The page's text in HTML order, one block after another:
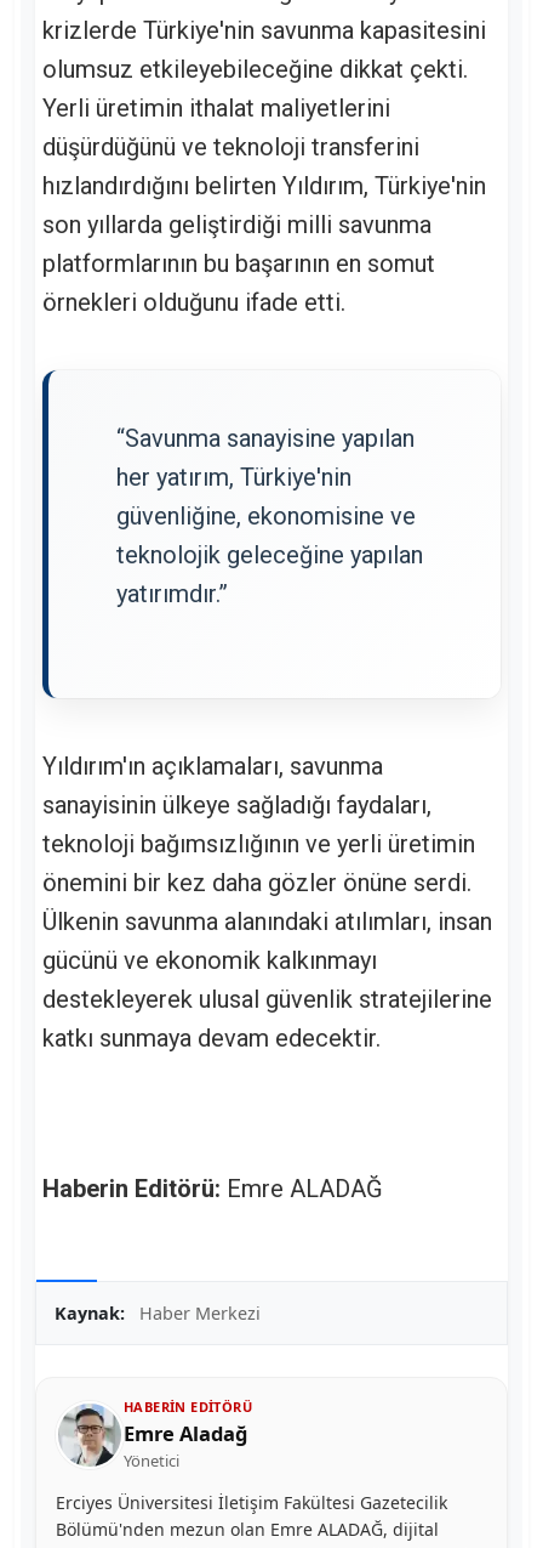
krizlerde Türkiye'nin savunma kapasitesini
olumsuz etkileyebileceğine dikkat çekti.
Yerli üretimin ithalat maliyetlerini
düşürdüğünü ve teknoloji transferini
hızlandırdığını belirten Yıldırım, Türkiye'nin
son yıllarda geliştirdiği milli savunma
platformlarının bu başarının en somut
örnekleri olduğunu ifade etti.
“Savunma sanayisine yapılan
her yatırım, Türkiye'nin
güvenliğine, ekonomisine ve
teknolojik geleceğine yapılan
yatırımdır.”
Yıldırım'ın açıklamaları, savunma
sanayisinin ülkeye sağladığı faydaları,
teknoloji bağımsızlığının ve yerli üretimin
önemini bir kez daha gözler önüne serdi.
Ülkenin savunma alanındaki atılımları, insan
gücünü ve ekonomik kalkınmayı
destekleyerek ulusal güvenlik stratejilerine
katkı sunmaya devam edecektir.
Haberin Editörü: Emre ALADAĞ
Kaynak: Haber Merkezi
HABERIN EDITÖRÜ
Emre Aladağ
Yönetici
Erciyes Üniversitesi İletişim Fakültesi Gazetecilik
Bölümü'nden mezun olan Emre ALADAĞ, dijital